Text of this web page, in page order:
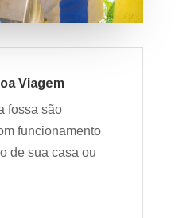
Viagem
fossa são
funcionamento
de sua casa ou